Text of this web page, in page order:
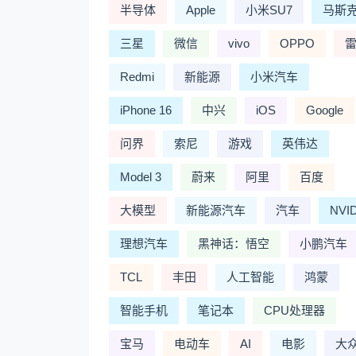
半导体 Apple 小米SU7 马斯
三星 微信 vivo OPPO
Redmi 新能源 小米汽车
iPhone 16 中兴 iOS Google
问界 索尼 游戏 英伟达
Model 3 蔚来 阿里 百度
大模型 新能源汽车 汽车
理想汽车 黑神话：悟空 小鹏汽车
TCL 丰田 人工智能 鸿蒙
智能手机 笔记本 CPU处理器
宝马 电动车 AI 电影 大